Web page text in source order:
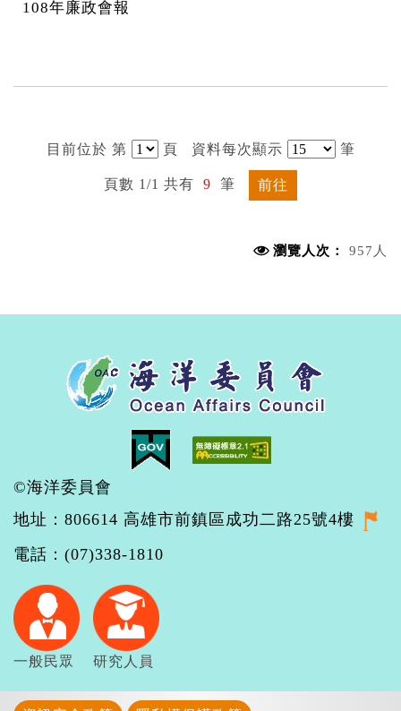
108年廉政會報
目前位於 第 頁 資料每次顯示 筆
頁數 1/1 共有 9 筆 前往
瀏覽人次： 957人
©海洋委員會
地址：806614 高雄市前鎮區成功二路25號4樓
電話：(07)338-1810
一般民眾 研究人員